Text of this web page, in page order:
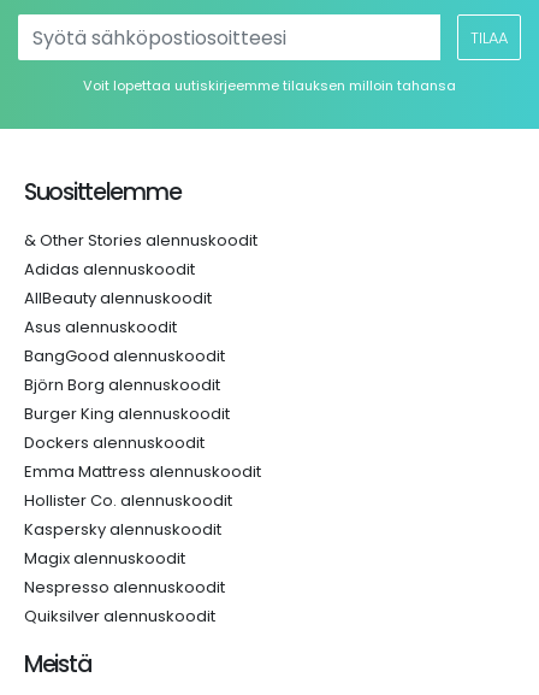
TILAA
Voit lopettaa uutiskirjeemme tilauksen milloin tahansa
Suosittelemme
& Other Stories alennuskoodit
Adidas alennuskoodit
AllBeauty alennuskoodit
Asus alennuskoodit
BangGood alennuskoodit
Björn Borg alennuskoodit
Burger King alennuskoodit
Dockers alennuskoodit
Emma Mattress alennuskoodit
Hollister Co. alennuskoodit
Kaspersky alennuskoodit
Magix alennuskoodit
Nespresso alennuskoodit
Quiksilver alennuskoodit
Meistä